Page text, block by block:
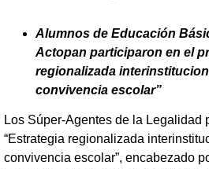
Alumnos de Educación
Actopan participaron en el
regionalizada
convivencia escolar”
Los Súper-Agentes de la Legalidad
“Estrategia regionalizada
convivencia escolar”, encabezado